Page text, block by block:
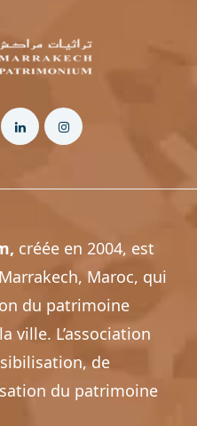
, créée en 2004, est
Maroc, qui
du patrimoine
ville. L’association
de
du patrimoine